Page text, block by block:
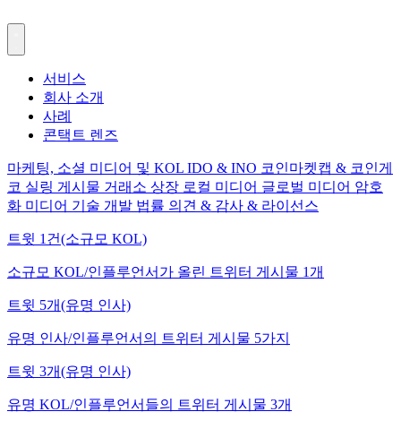
서비스
회사 소개
사례
콘택트 렌즈
마케팅, 소셜 미디어 및 KOL IDO & INO 코인마켓캡 & 코인게
코 실링 게시물 거래소 상장 로컬 미디어 글로벌 미디어 암호
화 미디어 기술 개발 법률 의견 & 감사 & 라이선스
트윗 1건(소규모 KOL)
소규모 KOL/인플루언서가 올린 트위터 게시물 1개
트윗 5개(유명 인사)
유명 인사/인플루언서의 트위터 게시물 5가지
트윗 3개(유명 인사)
유명 KOL/인플루언서들의 트위터 게시물 3개